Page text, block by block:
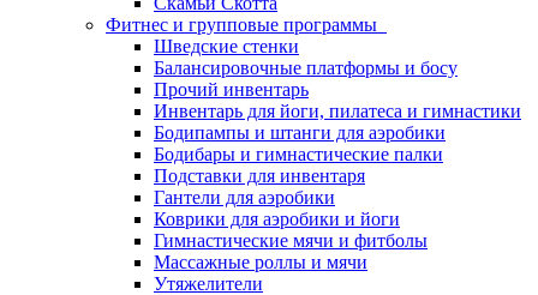
Фитнес и групповые программы
Шведские стенки
Балансировочные платформы и босу
Прочий инвентарь
Инвентарь для йоги, пилатеса и гимнастики
Бодипампы и штанги для аэробики
Бодибары и гимнастические палки
Подставки для инвентаря
Гантели для аэробики
Коврики для аэробики и йоги
Гимнастические мячи и фитболы
Массажные роллы и мячи
Утяжелители